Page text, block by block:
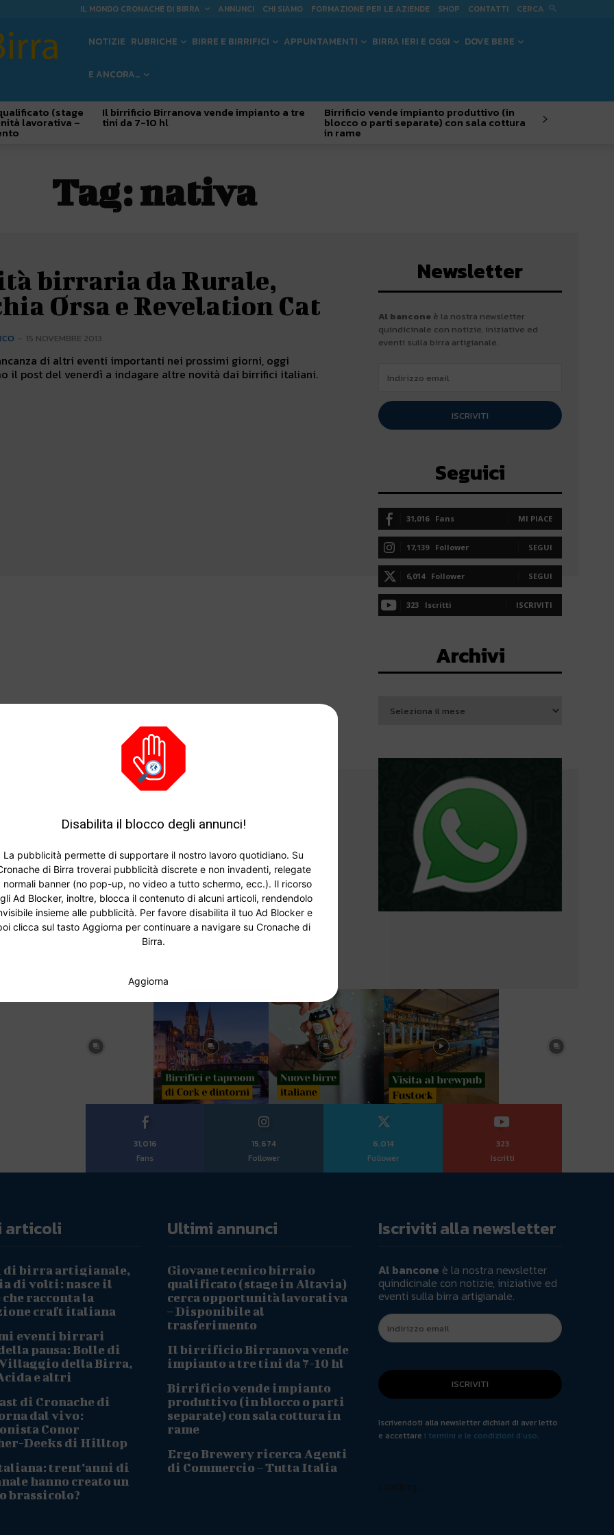
IL MONDO CRONACHE DI BIRRA ANNUNCI CHI SIAMO FORMAZIONE PER LE AZIENDE SHOP CONTATTI CERCA
NOTIZIE RUBRICHE BIRRE E BIRRIFICI APPUNTAMENTI BIRRA IERI E OGGI DOVE BERE
E ANCORA…
(stage
lavorativa –
Il birrificio Birranova vende impianto a tre
tini da 7-10 hl
Birrificio vende impianto produttivo (in
blocco o parti separate) con sala cottura
in rame
Tag:nativa
birraria da Rurale,
Orsa e Revelation Cat
- 15 NOVEMBRE 2013
di altri eventi importanti nei prossimi giorni, oggi
il post del venerdì a indagare altre novità dai birrifici italiani.
Newsletter
Al bancone è la nostra newsletter
quindicinale con notizie, iniziative ed
eventi sulla birra artigianale.
ISCRIVITI
Seguici
31,016 Fans MI PIACE
17,139 Follower SEGUI
6,014 Follower SEGUI
323 Iscritti ISCRIVITI
Archivi
31,016
Fans
15,674
Follower
6,014
Follower
323
Iscritti
articoli
di birra artigianale,
di volti: nasce il
racconta la
craft italiana
eventi birrari
pausa: Bolle di
della Birra,
e altri
di Cronache di
dal vivo:
Conor
Deeks di Hilltop
trent’anni di
hanno creato un
brassicolo?
Ultimi annunci
Giovane tecnico birraio
qualificato (stage in Altavia)
cerca opportunità lavorativa
– Disponibile al
trasferimento
Il birrificio Birranova vende
impianto a tre tini da 7-10 hl
Birrificio vende impianto
produttivo (in blocco o parti
separate) con sala cottura in
rame
Ergo Brewery ricerca Agenti
di Commercio – Tutta Italia
Iscriviti alla newsletter
Al bancone è la nostra newsletter
quindicinale con notizie, iniziative ed
eventi sulla birra artigianale.
ISCRIVITI
Iscrivendoti alla newsletter dichiari di aver letto
e accettare i termini e le condizioni d'uso.
Disabilita il blocco degli annunci!
La pubblicità permette di supportare il nostro lavoro quotidiano. Su
di Birra troverai pubblicità discrete e non invadenti, relegate
normali banner (no pop-up, no video a tutto schermo, ecc.). Il ricorso
Ad Blocker, inoltre, blocca il contenuto di alcuni articoli, rendendolo
insieme alle pubblicità. Per favore disabilita il tuo Ad Blocker e
clicca sul tasto Aggiorna per continuare a navigare su Cronache di
Birra.
Aggiorna